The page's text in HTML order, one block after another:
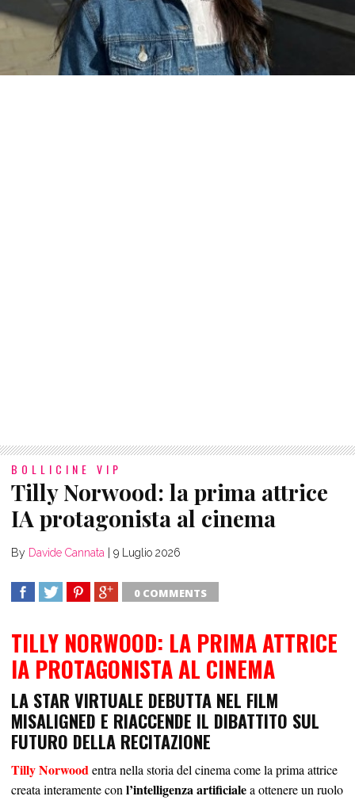
BOLLICINE VIP
Tilly Norwood: la prima attrice
IA protagonista al cinema
By Davide Cannata 9 Luglio 2026
0 COMMENTS
TILLY NORWOOD: LA PRIMA ATTRICE
IA PROTAGONISTA AL CINEMA
LA STAR VIRTUALE DEBUTTA NEL FILM
MISALIGNED E RIACCENDE IL DIBATTITO SUL
FUTURO DELLA RECITAZIONE
Tilly Norwoodentra nella storia del cinema come la prima attrice
creata interamente conl’intelligenza artificialea ottenere un ruolo